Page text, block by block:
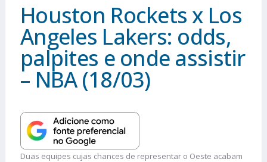
Houston Rockets x Los
Angeles Lakers: odds,
palpites e onde assistir
– NBA (18/03)
Duas equipes cujas chances de representar o Oeste acabam